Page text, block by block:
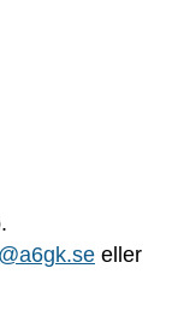
eller